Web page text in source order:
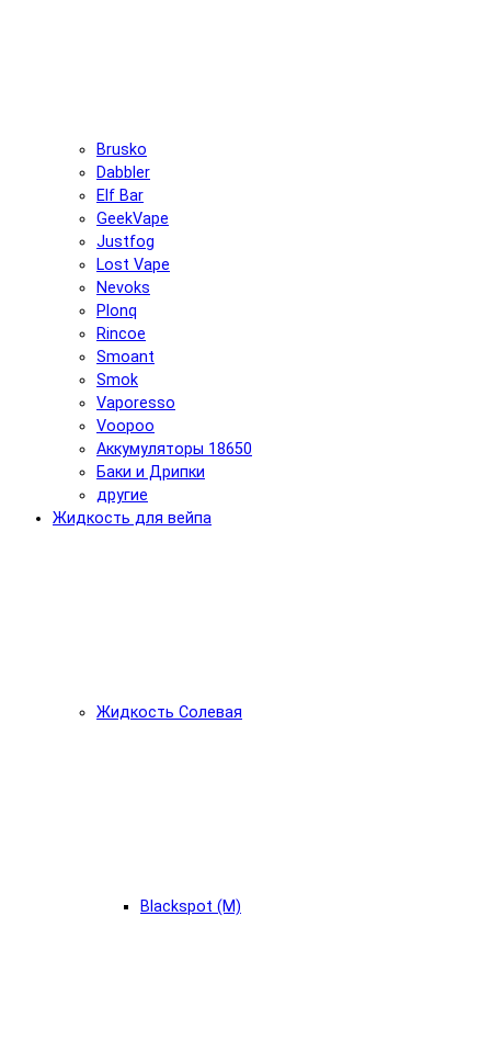
Brusko
Dabbler
Elf Bar
GeekVape
Justfog
Lost Vape
Nevoks
Plonq
Rincoe
Smoant
Smok
Vaporesso
Voopoo
Аккумуляторы 18650
Баки и Дрипки
другие
Жидкость для вейпа
Жидкость Солевая
Blackspot (М)